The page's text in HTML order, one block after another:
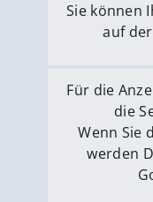
Sie können
auf
Für die
die
Wenn Sie
werden